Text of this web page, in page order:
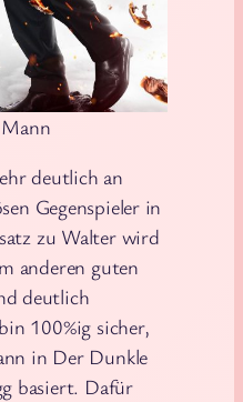
deutlich an
Gegenspieler in
zu Walter wird
anderen guten
deutlich
100%ig sicher,
in Der Dunkle
basiert. Dafür